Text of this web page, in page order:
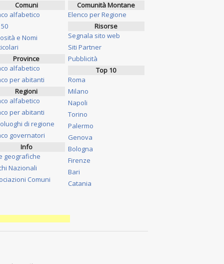
Comuni
alfabetico
e Nomi
Province
alfabetico
per abitanti
Regioni
alfabetico
per abitanti
di regione
governatori
Info
geografiche
Nazionali
Comuni
Comunità Montane
Elenco per Regione
Risorse
Segnala sito web
Siti Partner
Pubblicità
Top 10
Roma
Milano
Napoli
Torino
Palermo
Genova
Bologna
Firenze
Bari
Catania